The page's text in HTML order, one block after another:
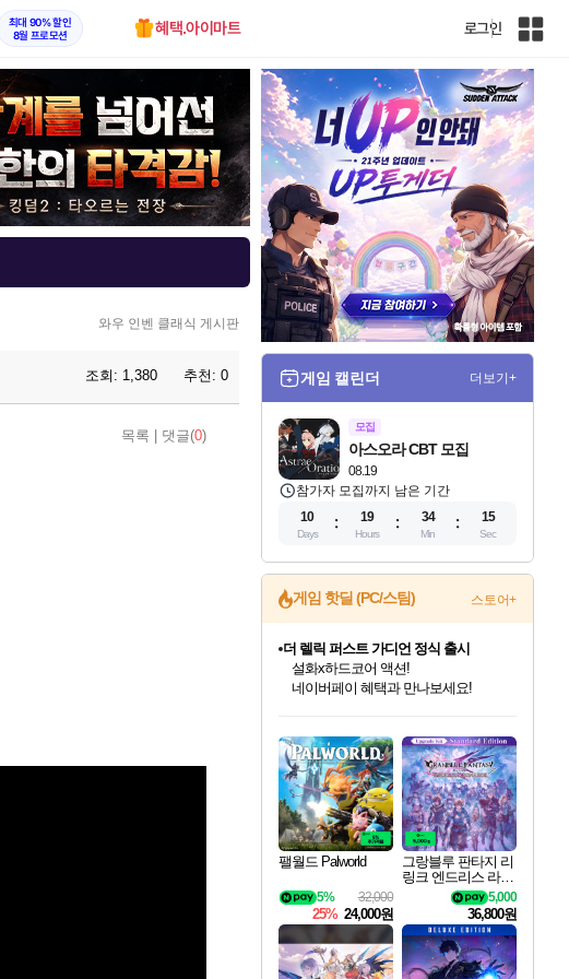
최대 90% 할인
8월 프로모션
혜택.아이마트 로그인
인
전
사
이
트
와우 인벤 클래식 게시판
조회: 1,380 추천: 0
목록 댓글(0)
게임 캘린더 더보기+
모집
08.19
아스오라 CBT 모집
참가자 모집까지 남은 기간
10
Days
19
Hours
34
Min
14
Sec
게임 핫딜 (PC/스팀) 스토어+
최대 90% 할인가를 만나보세요!
네이버혜택과 함께 만나보세요!
50%할인&추가 적립까지!
네이버 포인트 혜택까지!
이니&베니 혜택까지!
네이버 혜택가와 함께 예약하세요!
할인&네이버혜택으로 만나보세요!
더 렐릭 퍼스트 가디언 정식 출시
설화x하드코어 액션!
네이버페이 혜택과 만나보세요!
40주년 프로모션으로 만나보세요!
할인가에 만나보세요!
일부 에디션 상시 할인!
혜택으로 예약 판매 중
편안하게 충전하세요
팰월드 Palworld
32,000
5%
25% 24,000원
그랑블루 판타지 리
링크 엔드리스 라그
나로크 업그레이드
킷 Granblue Fantasy
Relink Endless Ragn
arok Upgrade Kit DL
C
5,000
36,800원